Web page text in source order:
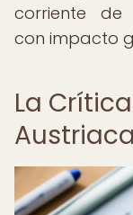
corriente de
con impacto
La